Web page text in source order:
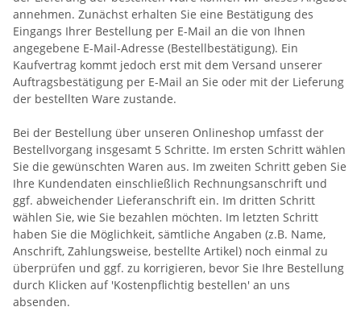
annehmen. Zunächst erhalten Sie eine Bestätigung des
Eingangs Ihrer Bestellung per E-Mail an die von Ihnen
angegebene E-Mail-Adresse (Bestellbestätigung). Ein
Kaufvertrag kommt jedoch erst mit dem Versand unserer
Auftragsbestätigung per E-Mail an Sie oder mit der Lieferung
der bestellten Ware zustande.
Bei der Bestellung über unseren Onlineshop umfasst der
Bestellvorgang insgesamt 5 Schritte. Im ersten Schritt wählen
Sie die gewünschten Waren aus. Im zweiten Schritt geben Sie
Ihre Kundendaten einschließlich Rechnungsanschrift und
ggf. abweichender Lieferanschrift ein. Im dritten Schritt
wählen Sie, wie Sie bezahlen möchten. Im letzten Schritt
haben Sie die Möglichkeit, sämtliche Angaben (z.B. Name,
Anschrift, Zahlungsweise, bestellte Artikel) noch einmal zu
überprüfen und ggf. zu korrigieren, bevor Sie Ihre Bestellung
durch Klicken auf 'Kostenpflichtig bestellen' an uns
absenden.